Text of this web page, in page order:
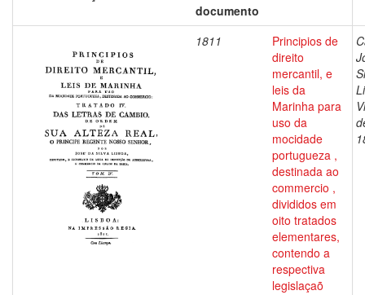
documento
1811
Principios de
direito
mercantil, e
leis da
Marinha para
uso da
mocidade
portugueza ,
destinada ao
commercio ,
divididos em
oito tratados
elementares,
contendo a
respectiva
legislaçaõ